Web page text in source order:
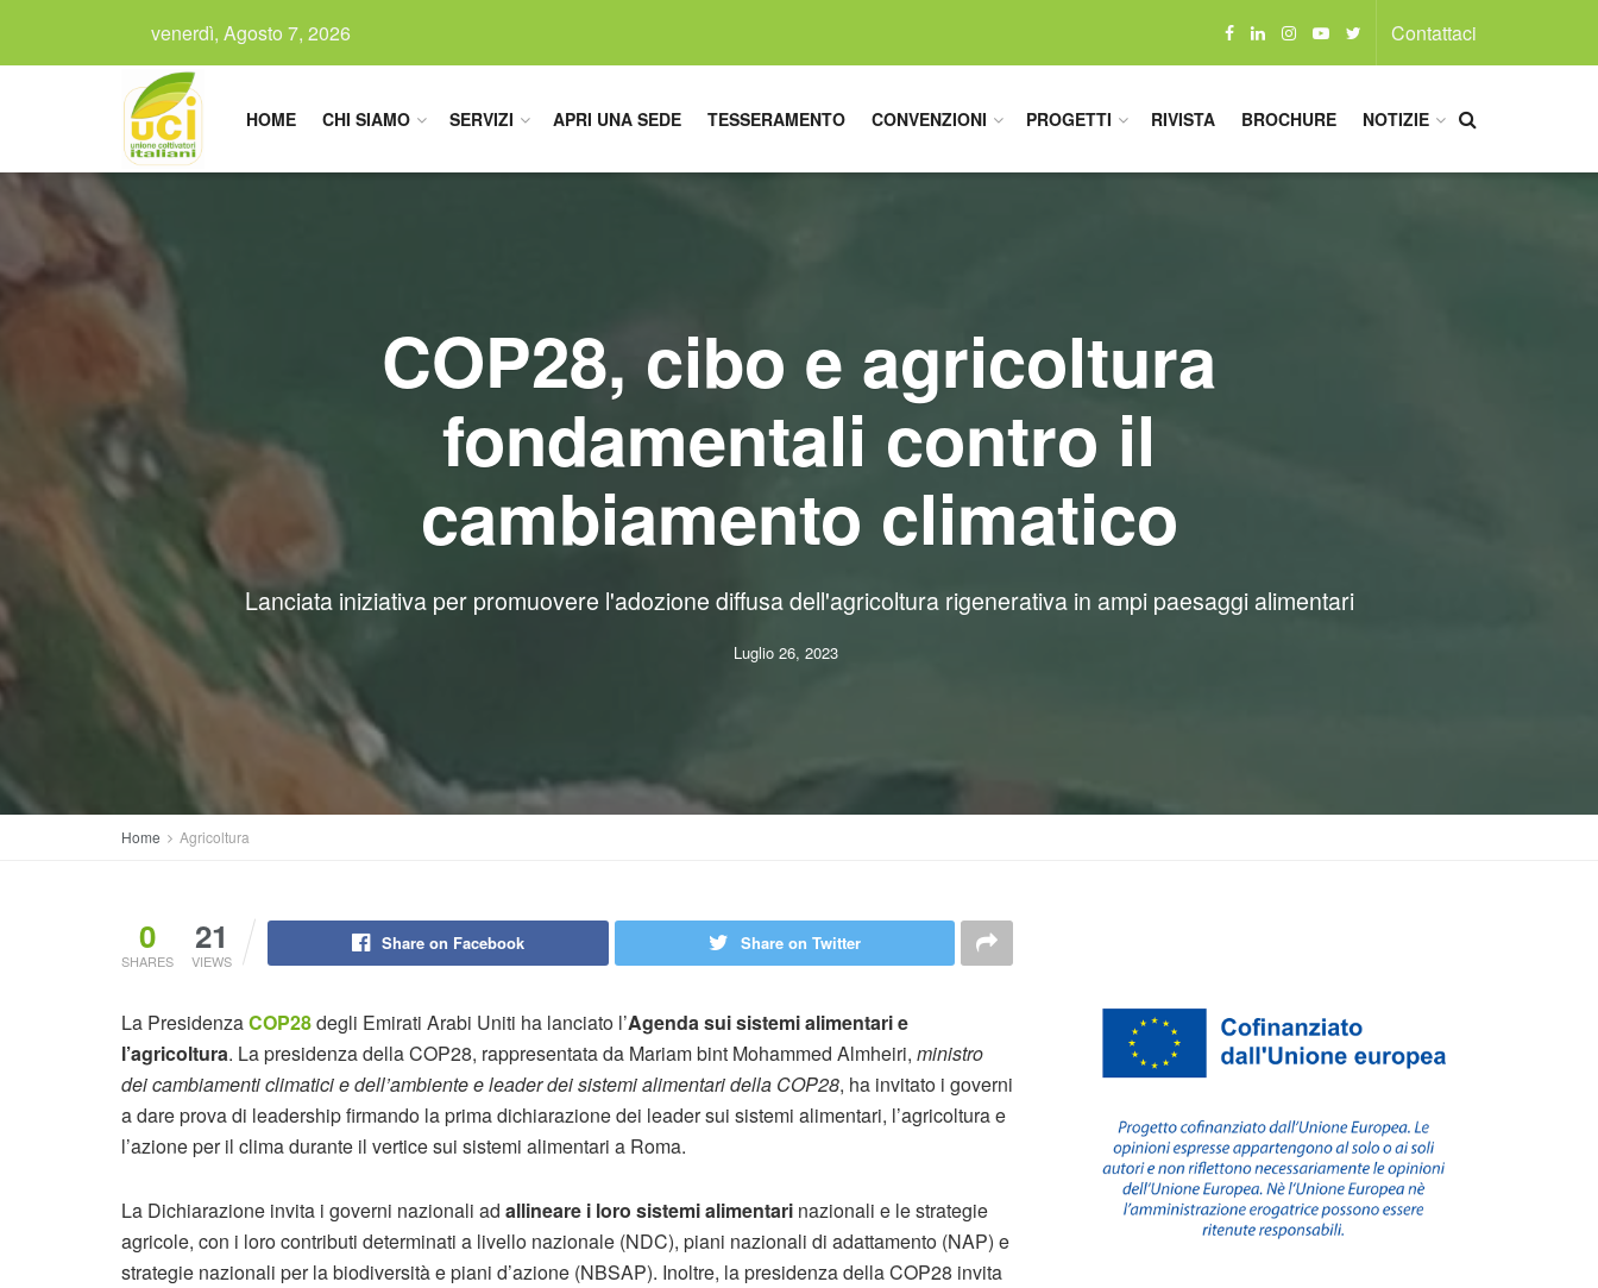
venerdì, Agosto 7, 2026 Contattaci
HOME CHI SIAMO SERVIZI APRI UNA SEDE TESSERAMENTO CONVENZIONI PROGETTI RIVISTA BROCHURE NOTIZIE
COP28, cibo e agricoltura
fondamentali contro il
cambiamento climatico
Lanciata iniziativa per promuovere l'adozione diffusa dell'agricoltura rigenerativa in ampi paesaggi alimentari
Luglio 26, 2023
Home Agricoltura
0
SHARES
21
VIEWS
Share on Facebook Share on Twitter
La PresidenzaCOP28degli Emirati Arabi Uniti ha lanciato l’Agenda sui sistemi alimentari e
l’agricoltura. La presidenza della COP28, rappresentata da Mariam bint Mohammed Almheiri, ministro
dei cambiamenti climatici e dell’ambiente e leader dei sistemi alimentari della COP28, ha invitato i governi
a dare prova di leadership firmando la prima dichiarazione dei leader sui sistemi alimentari, l’agricoltura e
l’azione per il clima durante il vertice sui sistemi alimentari a Roma.
La Dichiarazione invita i governi nazionali ad allineare i loro sistemi alimentari nazionali e le strategie
agricole, con i loro contributi determinati a livello nazionale (NDC), piani nazionali di adattamento (NAP) e
strategie nazionali per la biodiversità e piani d’azione (NBSAP). Inoltre, la presidenza della COP28 invita